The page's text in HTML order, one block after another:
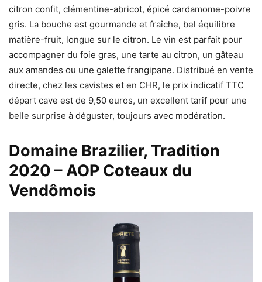
citron confit, clémentine-abricot, épicé cardamome-poivre
gris. La bouche est gourmande et fraîche, bel équilibre
matière-fruit, longue sur le citron. Le vin est parfait pour
accompagner du foie gras, une tarte au citron, un gâteau
aux amandes ou une galette frangipane. Distribué en vente
directe, chez les cavistes et en CHR, le prix indicatif TTC
départ cave est de 9,50 euros, un excellent tarif pour une
belle surprise à déguster, toujours avec modération.
Domaine Brazilier, Tradition
2020 – AOP Coteaux du
Vendômois